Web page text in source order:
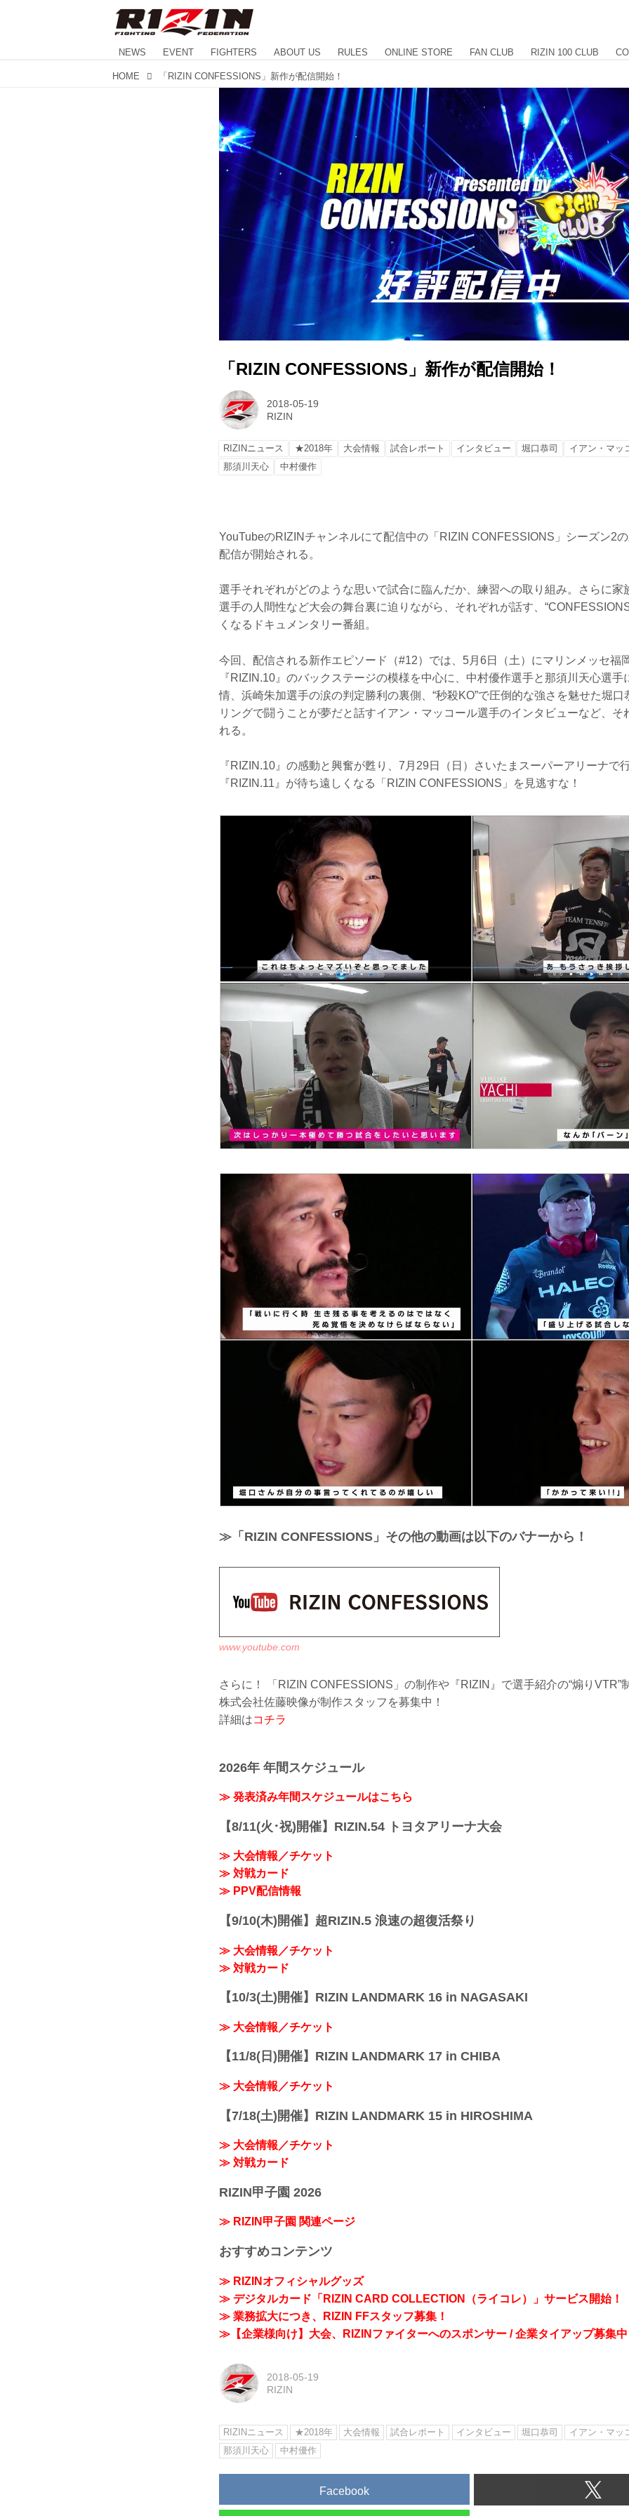
NEWS EVENT FIGHTERS ABOUT US RULES ONLINE STORE FAN CLUB RIZIN 100 CLUB
HOME 「RIZIN CONFESSIONS」新作が配信開始！
「RIZIN CONFESSIONS」新作が配信開始！
2018-05-19
RIZIN
RIZINニュース ★2018年 大会情報 試合レポート インタビュー 堀口恭司 イアン・マッ
那須川天心
中村優作
YouTubeのRIZINチャンネルにて配信中の「RIZIN CONFESSIONS」シーズン2
配信が開始される。
選手それぞれがどのような思いで試合に臨んだか、練習への取り組み。さらに家
選手の人間性など大会の舞台裏に迫りながら、それぞれが話す、
くなるドキュメンタリー番組。
今回、配信される新作エピソード（#12）では、5月6日（土）にマリンメッセ福
『RIZIN.10』のバックステージの模様を中心に、中村優作選手と那須川天心選手
情、浜崎朱加選手の涙の判定勝利の裏側、“秒殺KO”で圧倒的な強さを魅せた堀口
リングで闘うことが夢だと話すイアン・マッコール選手のインタビューなど、そ
れる。
『RIZIN.10』の感動と興奮が甦り、7月29日（日）さいたまスーパーアリーナで
『RIZIN.11』が待ち遠しくなる「RIZIN CONFESSIONS」を見逃すな！
≫「RIZIN CONFESSIONS」その他の動画は以下のバナーから！
www.youtube.com
さらに！ 「RIZIN CONFESSIONS」の制作や『RIZIN』で選手紹介の“煽りVTR”
株式会社佐藤映像が制作スタッフを募集中！
詳細はコチラ
2026年 年間スケジュール
≫ 発表済み年間スケジュールはこちら
【8/11(火･祝)開催】RIZIN.54 トヨタアリーナ大会
≫ 大会情報／チケット
≫ 対戦カード
≫ PPV配信情報
【9/10(木)開催】超RIZIN.5 浪速の超復活祭り
≫ 大会情報／チケット
≫ 対戦カード
【10/3(土)開催】RIZIN LANDMARK 16 in NAGASAKI
≫ 大会情報／チケット
【11/8(日)開催】RIZIN LANDMARK 17 in CHIBA
≫ 大会情報／チケット
【7/18(土)開催】RIZIN LANDMARK 15 in HIROSHIMA
≫ 大会情報／チケット
≫ 対戦カード
RIZIN甲子園 2026
≫ RIZIN甲子園 関連ページ
おすすめコンテンツ
≫ RIZINオフィシャルグッズ
≫ デジタルカード「RIZIN CARD COLLECTION（ライコレ）」サービス開始！
≫ 業務拡大につき、RIZIN FFスタッフ募集！
≫【企業様向け】大会、RIZINファイターへのスポンサー / 企業タイアップ募集中
2018-05-19
RIZIN
RIZINニュース ★2018年 大会情報 試合レポート インタビュー 堀口恭司 イアン・マッ
那須川天心
中村優作
Facebook